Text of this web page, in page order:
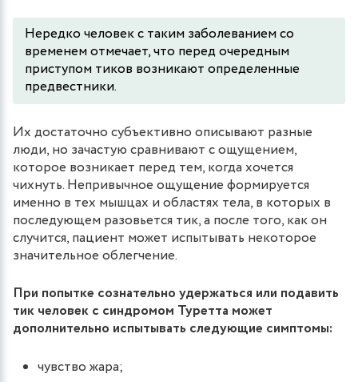
Нередко человек с таким заболеванием со
временем отмечает, что перед очередным
приступом тиков возникают определенные
предвестники.
Их достаточно субъективно описывают разные
люди, но зачастую сравнивают с ощущением,
которое возникает перед тем, когда хочется
чихнуть. Непривычное ощущение формируется
именно в тех мышцах и областях тела, в которых в
последующем разовьется тик, а после того, как он
случится, пациент может испытывать некоторое
значительное облегчение.
При попытке сознательно удержаться или подавить
тик человек с синдромом Туретта может
дополнительно испытывать следующие симптомы:
чувство жара;